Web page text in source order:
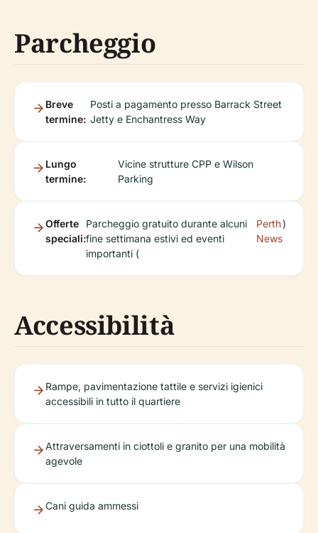
Parcheggio
Breve
termine:
Posti a pagamento presso Barrack Street
Jetty e Enchantress Way
Lungo
termine:
Vicine strutture CPP e Wilson
Parking
Offerte
speciali:
Parcheggio gratuito durante alcuni
fine settimana estivi ed eventi
importanti (
Perth
News
)
Accessibilità
Rampe, pavimentazione tattile e servizi igienici
accessibili in tutto il quartiere
Attraversamenti in ciottoli e granito per una mobilità
agevole
Cani guida ammessi